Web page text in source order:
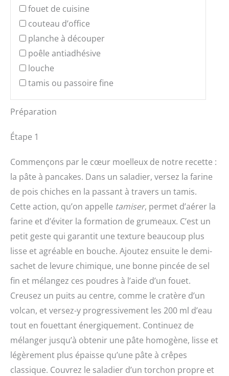
fouet de cuisine
couteau d’office
planche à découper
poêle antiadhésive
louche
tamis ou passoire fine
Préparation
Étape 1
Commençons par le cœur moelleux de notre recette :
la pâte à pancakes. Dans un saladier, versez la farine
de pois chiches en la passant à travers un tamis.
Cette action, qu’on appelle tamiser, permet d’aérer la
farine et d’éviter la formation de grumeaux. C’est un
petit geste qui garantit une texture beaucoup plus
lisse et agréable en bouche. Ajoutez ensuite le demi-
sachet de levure chimique, une bonne pincée de sel
fin et mélangez ces poudres à l’aide d’un fouet.
Creusez un puits au centre, comme le cratère d’un
volcan, et versez-y progressivement les 200 ml d’eau
tout en fouettant énergiquement. Continuez de
mélanger jusqu’à obtenir une pâte homogène, lisse et
légèrement plus épaisse qu’une pâte à crêpes
classique. Couvrez le saladier d’un torchon propre et